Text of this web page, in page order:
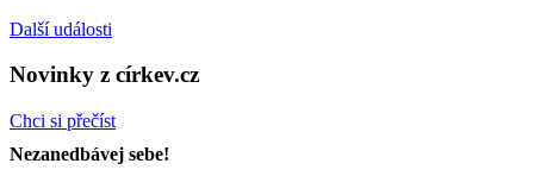
Další události
Novinky z církev.cz
Chci si přečíst
Nezanedbávej sebe!